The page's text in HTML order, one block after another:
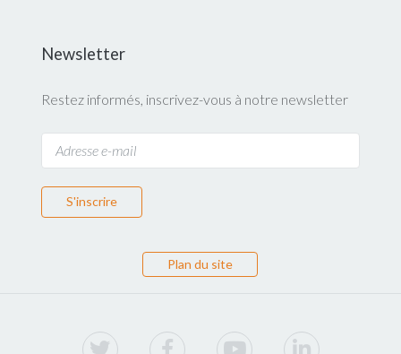
Newsletter
Restez informés, inscrivez-vous à notre newsletter
S'inscrire
Plan du site